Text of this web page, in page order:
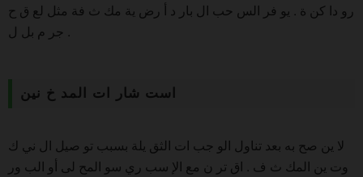
رو دا كن ة . يو فر الس حب ال بار د أ رض ية مك ث فة مثل لع ق ح
جر م بل ل .
است شار ات المد خ نين
لا ين صح به بعد تناول الو جب ات الثق يلة بسبب تو صيل ال ني ك
وت ين المك ث ف . اق تر ن مع الإ سب ري سو المح لى أو الب ور